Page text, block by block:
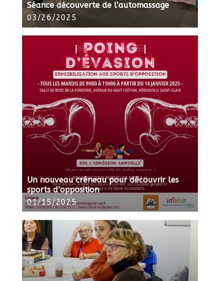
Séance découverte de l’automassage
03/26/2025
Un nouveau créneau pour découvrir les
sports d’opposition
01/15/2025